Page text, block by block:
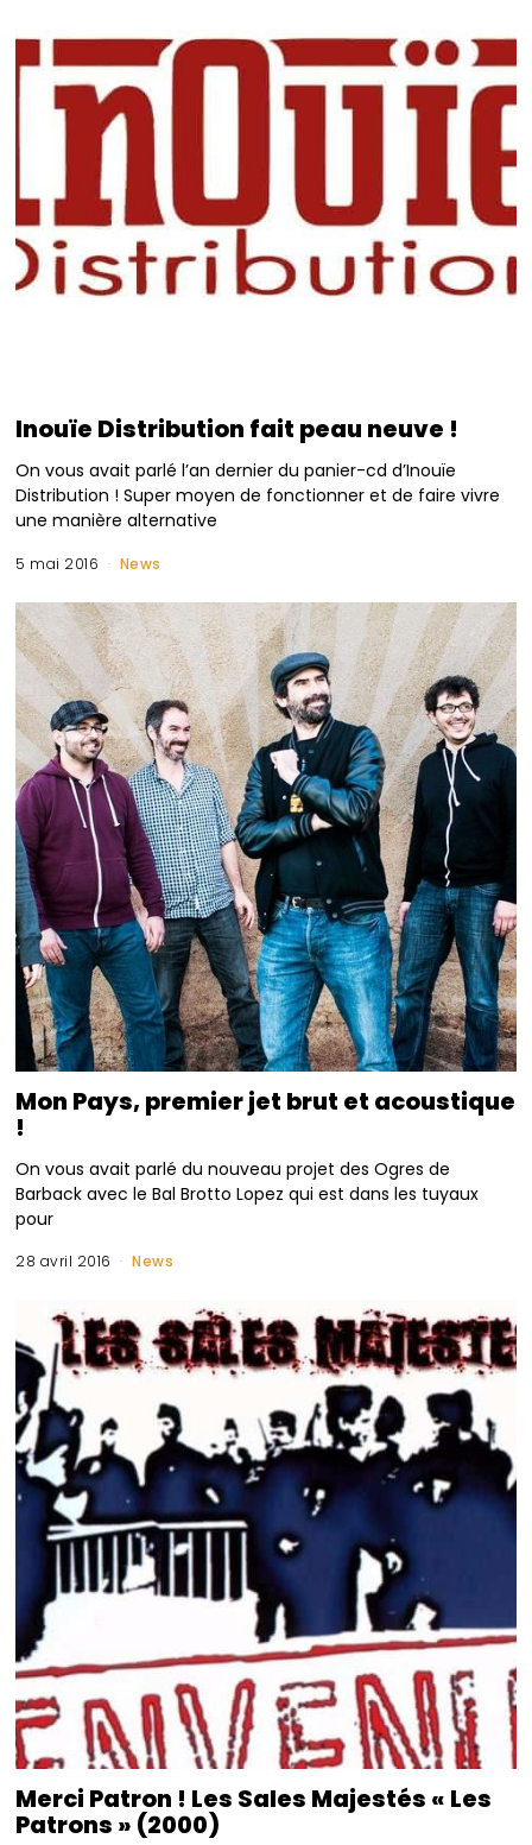
Inouïe Distribution fait peau neuve !
On vous avait parlé l’an dernier du panier-cd d’Inouïe
Distribution ! Super moyen de fonctionner et de faire vivre
une manière alternative
5 mai 2016 News
Mon Pays, premier jet brut et acoustique
!
On vous avait parlé du nouveau projet des Ogres de
Barback avec le Bal Brotto Lopez qui est dans les tuyaux
pour
28 avril 2016 News
Merci Patron ! Les Sales Majestés « Les
Patrons » (2000)